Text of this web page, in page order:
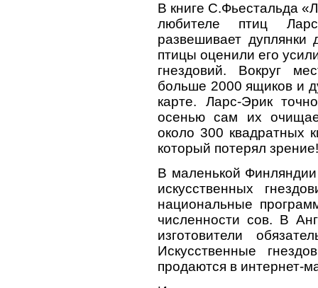
В книге С.Фьестальда
любителе птиц
развешивает дуплянки
птицы оценили его
гнездовий. Вокруг
больше 2000 ящиков и
карте. Ларс-Эрик
осенью сам их
около 300 квадратных
который потерял зрение!
В маленькой
искусственных
национальные
численности сов. В
изготовители
Искусственные
продаются в интернет-